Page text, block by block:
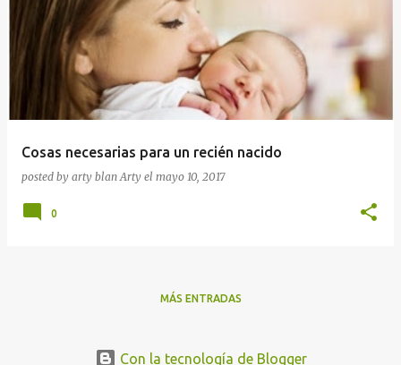
Cosas necesarias para un recién nacido
posted by arty blanArty el mayo 10, 2017
0
MÁS ENTRADAS
Con la tecnología de Blogger